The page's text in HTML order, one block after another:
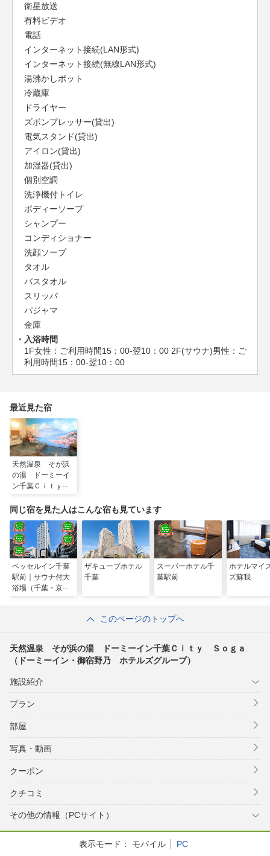
衛星放送
有料ビデオ
電話
インターネット接続(LAN形式)
インターネット接続(無線LAN形式)
湯沸かしポット
冷蔵庫
ドライヤー
ズボンプレッサー(貸出)
電気スタンド(貸出)
アイロン(貸出)
加湿器(貸出)
個別空調
洗浄機付トイレ
ボディーソープ
シャンプー
コンディショナー
洗顔ソープ
タオル
バスタオル
スリッパ
パジャマ
金庫
入浴時間
1F女性：ご利用時間15：00-翌10：00 2F(サウナ)男性：ご
利用時間15：00-翌10：00
最近見た宿
天然温泉 そが浜
の湯 ドーミーイ
ン千葉Ｃｉｔｙ
ーイン・御宿野
ープ）
同じ宿を見た人はこんな宿も見ています
ベッセルイン千葉
駅前｜サウナ付大
浴場（千葉・京成
ザキューブホテル
千葉
スーパーホテル千
葉駅前
ホテルマイ
ズ蘇我
このページのトップへ
天然温泉 そが浜の湯 ドーミーイン千葉Ｃｉｔｙ Ｓｏｇａ
（ドーミーイン・御宿野乃 ホテルズグループ）
施設紹介
プラン
部屋
写真・動画
クーポン
クチコミ
その他の情報（PCサイト）
表示モード： モバイル PC